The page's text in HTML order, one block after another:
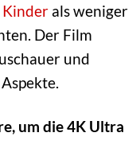
Kinder als weniger
Der Film
und
um die 4K Ultra